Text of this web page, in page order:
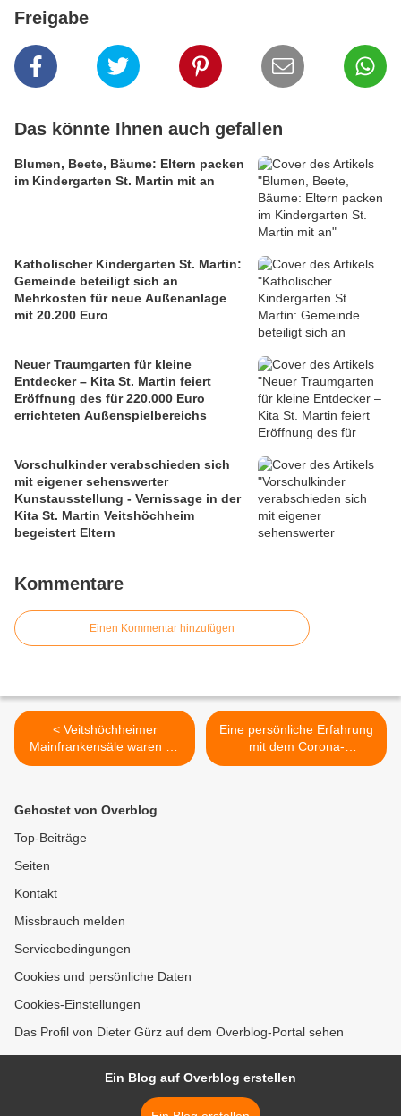
Freigabe
Das könnte Ihnen auch gefallen
Blumen, Beete, Bäume: Eltern packen
im Kindergarten St. Martin mit an
Katholischer Kindergarten St. Martin:
Gemeinde beteiligt sich an
Mehrkosten für neue Außenanlage
mit 20.200 Euro
Neuer Traumgarten für kleine
Entdecker – Kita St. Martin feiert
Eröffnung des für 220.000 Euro
errichteten Außenspielbereichs
Vorschulkinder verabschieden sich
mit eigener sehenswerter
Kunstausstellung - Vernissage in der
Kita St. Martin Veitshöchheim
begeistert Eltern
Kommentare
Einen Kommentar hinzufügen
< Veitshöchheimer
Mainfrankensäle waren an
elf Tagen Veranstaltungsort
Eine persönliche Erfahrung
mit dem Corona-
Testzentrum des
Gehostet von Overblog
Top-Beiträge
Seiten
Kontakt
Missbrauch melden
Servicebedingungen
Cookies und persönliche Daten
Cookies-Einstellungen
Das Profil von Dieter Gürz auf dem Overblog-Portal sehen
Ein Blog auf Overblog erstellen